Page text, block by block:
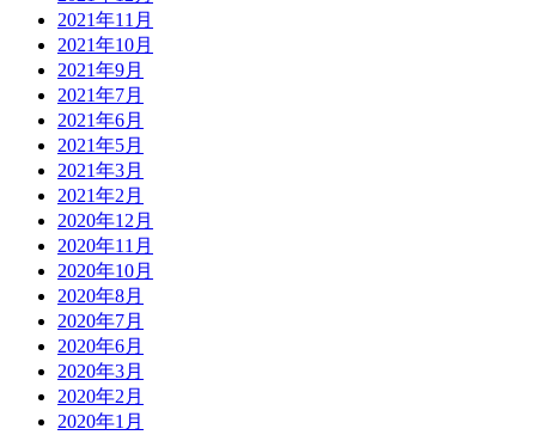
2021年11月
2021年10月
2021年9月
2021年7月
2021年6月
2021年5月
2021年3月
2021年2月
2020年12月
2020年11月
2020年10月
2020年8月
2020年7月
2020年6月
2020年3月
2020年2月
2020年1月